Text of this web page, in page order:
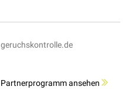
geruchskontrolle.de
Partnerprogramm ansehen